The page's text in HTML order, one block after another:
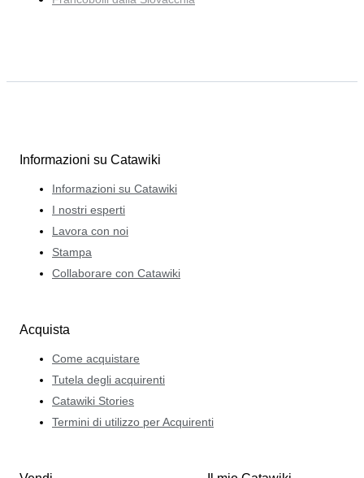
Informazioni su Catawiki
Informazioni su Catawiki
I nostri esperti
Lavora con noi
Stampa
Collaborare con Catawiki
Acquista
Come acquistare
Tutela degli acquirenti
Catawiki Stories
Termini di utilizzo per Acquirenti